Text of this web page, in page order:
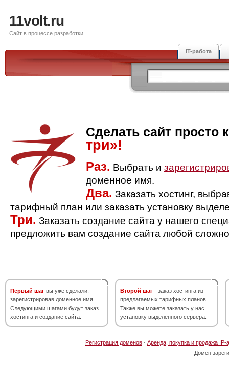
11volt.ru
Сайт в процессе разработки
IT-работа
Сделать сайт просто
три»!
Раз. Выбрать и
доменное имя.
Два. Заказать хостинг,
тарифный план или заказать установку
Три. Заказать создание сайта у нашего
предложить вам создание сайта любой
Первый шаг вы уже сделали,
зарегистрировав доменное имя.
Следующими шагами будут заказ
хостинга и создание сайта.
Второй шаг - заказ хостинга из
предлагаемых тарифных планов.
Также вы можете заказать у нас
установку выделенного сервера.
Регистрация доменов· Аренда, покупка и продажа IP-
Домен